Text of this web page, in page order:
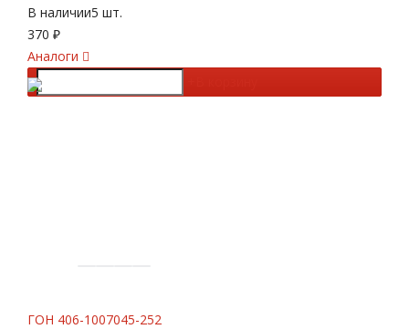
В наличии5 шт.
370 ₽
Аналоги
-
ГОН 406-1007045-252